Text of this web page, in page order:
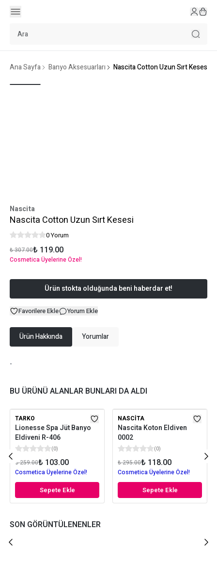
Ana Sayfa Banyo Aksesuarları Nascita Cotton Uzun Sırt Kesesi
Nascita
Nascita Cotton Uzun Sırt Kesesi
0 Yorum
₺ 307.00₺ 119.00
Cosmetica Üyelerine Özel!
Ürün stokta olduğunda beni haberdar et!
Favorilere Ekle Yorum Ekle
Ürün Hakkında Yorumlar
-
BU ÜRÜNÜ ALANLAR BUNLARI DA ALDI
TARKO
Lionesse Spa Jüt Banyo
Eldiveni R-406
(0)
₺ 259.00₺ 103.00
Cosmetica Üyelerine Özel!
Sepete Ekle
NASCITA
Nascita Koton Eldiven
0002
(0)
₺ 295.00₺ 118.00
Cosmetica Üyelerine Özel!
Sepete Ekle
SON GÖRÜNTÜLENENLER